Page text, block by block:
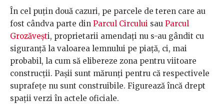
În cel puțin două cazuri, pe parcele de teren care au
fost cândva parte din Parcul Circului sau Parcul
Grozăvești, proprietarii amendați nu s-au gândit cu
siguranță la valoarea lemnului pe piață, ci, mai
probabil, la cum să elibereze zona pentru viitoare
construcții. Pașii sunt mărunți pentru că respectivele
suprafețe nu sunt construibile. Figurează încă drept
spații verzi în actele oficiale.